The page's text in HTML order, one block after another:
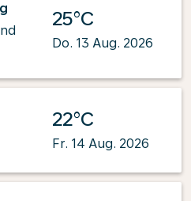
25°C
Do. 13 Aug. 2026
22°C
Fr. 14 Aug. 2026